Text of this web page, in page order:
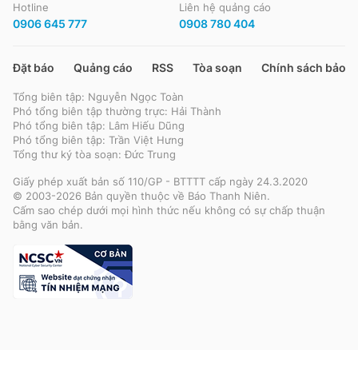
Hotline
0906 645 777
Liên hệ quảng cáo
0908 780 404
Đặt báo Quảng cáo RSS Tòa soạn Chính sách bảo
Tổng biên tập: Nguyễn Ngọc Toàn
Phó tổng biên tập thường trực: Hải Thành
Phó tổng biên tập: Lâm Hiếu Dũng
Phó tổng biên tập: Trần Việt Hưng
Tổng thư ký tòa soạn: Đức Trung
Giấy phép xuất bản số 110/GP - BTTTT cấp ngày 24.3.2020
© 2003-2026 Bản quyền thuộc về Báo Thanh Niên.
Cấm sao chép dưới mọi hình thức nếu không có sự chấp thuận
bằng văn bản.